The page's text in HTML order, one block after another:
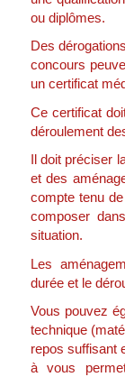
ou diplômes.
Des
concours
un certificat
Ce certificat
déroulement
Il doit préciser
et des
compte tenu
composer
situation.
Les
durée et le
Vous pouvez
technique
repos suffisant
à vous